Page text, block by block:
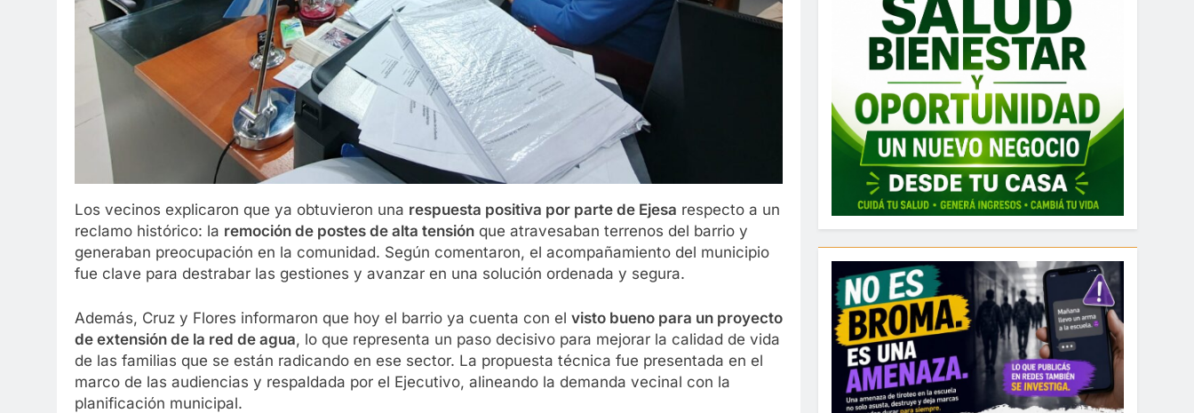
Los vecinos explicaron que ya obtuvieron una respuesta positiva por parte de Ejesa respecto a un
reclamo histórico: la remoción de postes de alta tensión que atravesaban terrenos del barrio y
generaban preocupación en la comunidad. Según comentaron, el acompañamiento del municipio
fue clave para destrabar las gestiones y avanzar en una solución ordenada y segura.
Además, Cruz y Flores informaron que hoy el barrio ya cuenta con el visto bueno para un proyecto
de extensión de la red de agua, lo que representa un paso decisivo para mejorar la calidad de vida
de las familias que se están radicando en ese sector. La propuesta técnica fue presentada en el
marco de las audiencias y respaldada por el Ejecutivo, alineando la demanda vecinal con la
planificación municipal.